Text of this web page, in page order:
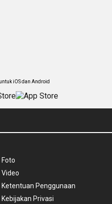
iOS dan Android
Foto
Video
Ketentuan Penggunaan
Kebijakan Privasi